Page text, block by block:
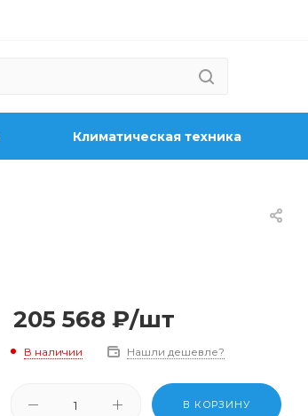
Климатическая техника
205 568 ₽/шт
В наличии Нашли дешевле?
В КОРЗИНУ